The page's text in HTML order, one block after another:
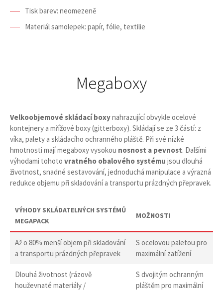
Tisk barev: neomezeně
Materiál samolepek: papír, fólie, textilie
Megaboxy
Velkoobjemové skládací boxynahrazující obvykle ocelové
kontejnery a mřížové boxy (gitterboxy). Skládají se ze 3 částí: z
víka, palety a skládacího ochranného pláště. Při své nízké
hmotnosti mají megaboxy vysokou nosnost a pevnost. Dalšími
výhodami tohoto vratného obalového systému jsou dlouhá
životnost, snadné sestavování, jednoduchá manipulace a výrazná
redukce objemu při skladování a transportu prázdných přepravek.
VÝHODY SKLÁDATELNÝCH SYSTÉMŮ
MEGAPACK
MOŽNOSTI
Až o 80% menší objem při skladování
a transportu prázdných přepravek
S ocelovou paletou pro
maximální zatížení
Dlouhá životnost (rázově
houževnaté materiály /
S dvojitým ochranným
pláštěm pro maximální